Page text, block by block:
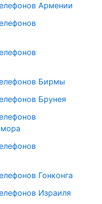
Армении
Бирмы
Брунея
Гонконга
Израиля